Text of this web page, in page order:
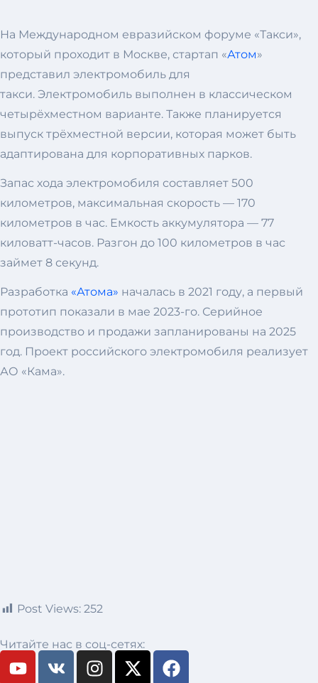
На Международном евразийском форуме «Такси»,
который проходит в Москве, стартап «Атом»
представил электромобиль для
такси. Электромобиль выполнен в классическом
четырёхместном варианте. Также планируется
выпуск трёхместной версии, которая может быть
адаптирована для корпоративных парков.
Запас хода электромобиля составляет 500
километров, максимальная скорость — 170
километров в час. Емкость аккумулятора — 77
киловатт-часов. Разгон до 100 километров в час
займет 8 секунд.
Разработка «Атома» началась в 2021 году, а первый
прототип показали в мае 2023-го. Серийное
производство и продажи запланированы на 2025
год. Проект российского электромобиля реализует
АО «Кама».
Post Views: 252
Читайте нас в соц-сетях: